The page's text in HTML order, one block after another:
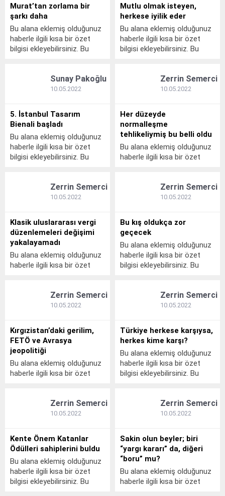
alan boş kalır.
alan boş kalır.
Murat’tan zorlama bir
şarkı daha
Bu alana eklemiş olduğunuz
haberle ilgili kısa bir özet
bilgisi ekleyebilirsiniz. Bu
bölümünden eklenebilir. Özet
eklenmişse başlık altında
gösterilir, eklenmemişse bu
alan boş kalır.
Mutlu olmak isteyen,
herkese iyilik eder
Bu alana eklemiş olduğunuz
haberle ilgili kısa bir özet
bilgisi ekleyebilirsiniz. Bu
bölümünden eklenebilir. Özet
eklenmişse başlık altında
gösterilir, eklenmemişse bu
alan boş kalır.
Sunay Pakoğlu
10.05.2022
5. İstanbul Tasarım
Bienali başladı
Bu alana eklemiş olduğunuz
haberle ilgili kısa bir özet
bilgisi ekleyebilirsiniz. Bu
bölümünden eklenebilir. Özet
eklenmişse başlık altında
gösterilir, eklenmemişse bu
alan boş kalır.
Zerrin Semerci
10.05.2022
Her düzeyde
normalleşme
tehlikeliymiş bu belli oldu
Bu alana eklemiş olduğunuz
haberle ilgili kısa bir özet
sayfasında "Özet"
bölümünden eklenebilir. Özet
kalın olarak bu şekilde
gösterilir, eklenmemişse bu
alan boş kalır.
Zerrin Semerci
10.05.2022
Klasik uluslararası vergi
düzenlemeleri değişimi
yakalayamadı
Bu alana eklemiş olduğunuz
haberle ilgili kısa bir özet
sayfasında "Özet"
bölümünden eklenebilir. Özet
kalın olarak bu şekilde
gösterilir, eklenmemişse bu
alan boş kalır.
Zerrin Semerci
10.05.2022
Bu kış oldukça zor
geçecek
Bu alana eklemiş olduğunuz
haberle ilgili kısa bir özet
bilgisi ekleyebilirsiniz. Bu
bölümünden eklenebilir. Özet
eklenmişse başlık altında
gösterilir, eklenmemişse bu
alan boş kalır.
Zerrin Semerci
10.05.2022
Kırgızistan’daki gerilim,
FETÖ ve Avrasya
jeopolitiği
Bu alana eklemiş olduğunuz
haberle ilgili kısa bir özet
sayfasında "Özet"
bölümünden eklenebilir. Özet
kalın olarak bu şekilde
gösterilir, eklenmemişse bu
alan boş kalır.
Zerrin Semerci
10.05.2022
Türkiye herkese karşıysa,
herkes kime karşı?
Bu alana eklemiş olduğunuz
haberle ilgili kısa bir özet
bilgisi ekleyebilirsiniz. Bu
bölümünden eklenebilir. Özet
eklenmişse başlık altında
gösterilir, eklenmemişse bu
alan boş kalır.
Zerrin Semerci
10.05.2022
Kente Önem Katanlar
Ödülleri sahiplerini buldu
Bu alana eklemiş olduğunuz
haberle ilgili kısa bir özet
bilgisi ekleyebilirsiniz. Bu
Zerrin Semerci
10.05.2022
Sakin olun beyler; biri
“yargı kararı” da, diğeri
“boru” mu?
Bu alana eklemiş olduğunuz
haberle ilgili kısa bir özet